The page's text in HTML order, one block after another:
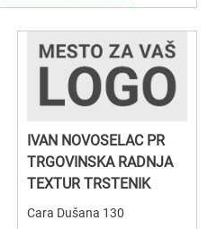
IVAN NOVOSELAC PR
TRGOVINSKA RADNJA
TEXTUR TRSTENIK
Cara Dušana 130